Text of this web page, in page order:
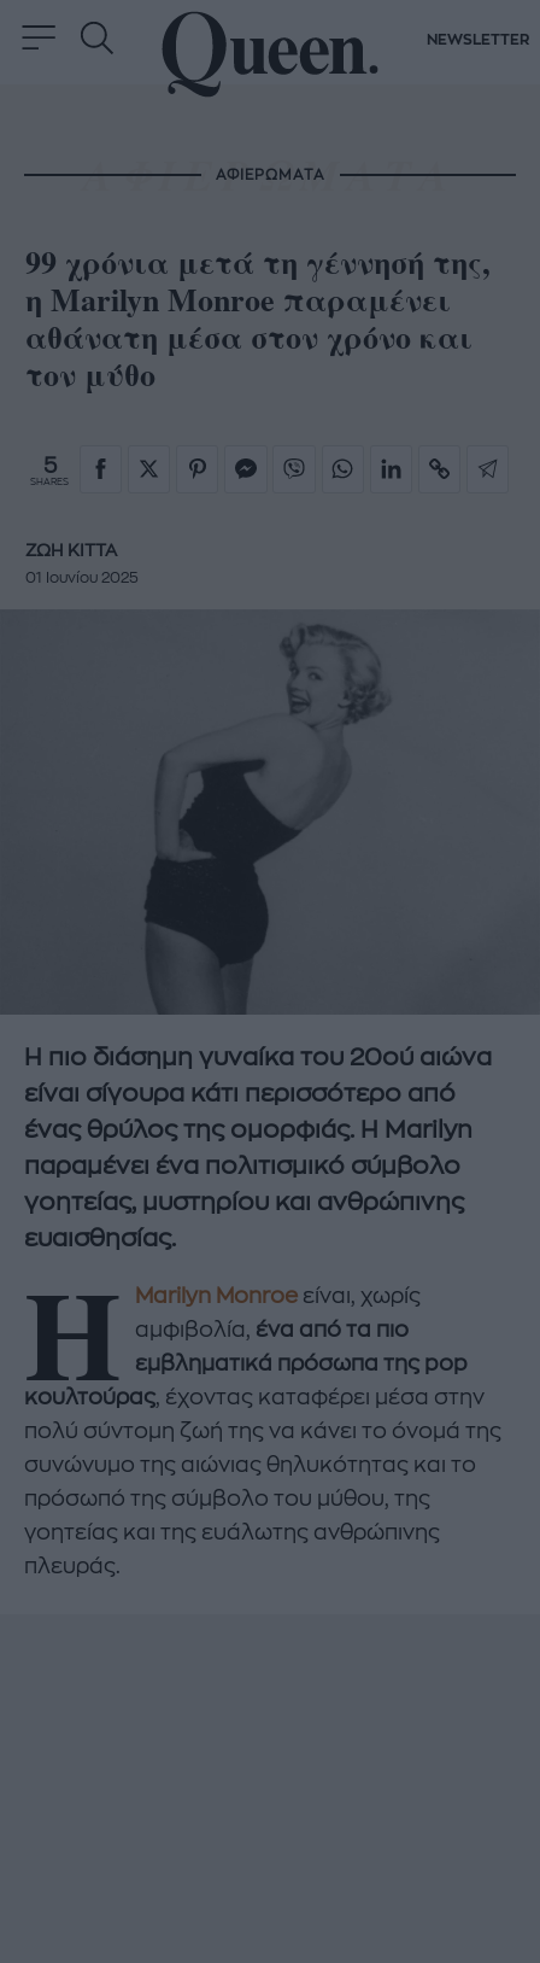
NEWSLETTER
ΑΦΙΕΡΩΜΑΤΑ
99 χρόνια μετά τη γέννησή της,
η Marilyn Monroe παραμένει
αθάνατη μέσα στον χρόνο και
τον μύθο
5
SHARES
ΖΩΗ ΚΙΤΤΑ
01 Ιουνίου 2025
Η πιο διάσημη γυναίκα του 20ού αιώνα
είναι σίγουρα κάτι περισσότερο από
ένας θρύλος της ομορφιάς. Η Marilyn
παραμένει ένα πολιτισμικό σύμβολο
γοητείας, μυστηρίου και ανθρώπινης
ευαισθησίας.
Η Marilyn Monroe είναι, χωρίς
αμφιβολία, ένα από τα πιο
εμβληματικά πρόσωπα της pop
κουλτούρας, έχοντας καταφέρει μέσα στην
πολύ σύντομη ζωή της να κάνει το όνομά της
συνώνυμο της αιώνιας θηλυκότητας και το
πρόσωπό της σύμβολο του μύθου, της
γοητείας και της ευάλωτης ανθρώπινης
πλευράς.